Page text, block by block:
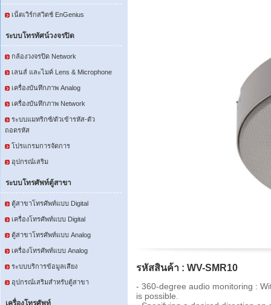
เน็ตเวิร์กสวิตช์ EnGenius
ระบบโทรทัศน์วงจรปิด
กล้องวงจรปิด Network
เลนส์ และไมค์ Lens & Microphone
เครื่องบันทึกภาพ Analog
เครื่องบันทึกภาพ Network
ระบบแมทริกซ์/ตัวเข้ารหัส-ตัว
ถอดรหัส
โปรแกรมการจัดการ
อุปกรณ์เสริม
ระบบโทรศัพท์ตู้สาขา
ตู้สาขาโทรศัพท์แบบ Digital
เครื่องโทรศัพท์แบบ Digital
ตู้สาขาโทรศัพท์แบบ Analog
เครื่องโทรศัพท์แบบ Analog
ระบบบริการข้อมูลเสียง
อุปกรณ์เสริมสำหรับตู้สาขา
เครื่องโทรศัพท์
รหัสสินค้า : WV-SMR10
- 360-degree audio monitoring :
is possible.